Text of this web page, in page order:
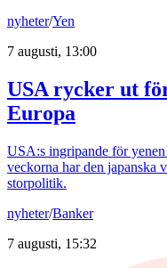
nyheter/Yen
7 augusti, 13:00
USA rycker ut
Europa
USA:s ingripande för
veckorna har den japanska
storpolitik.
nyheter/Banker
7 augusti, 15:32